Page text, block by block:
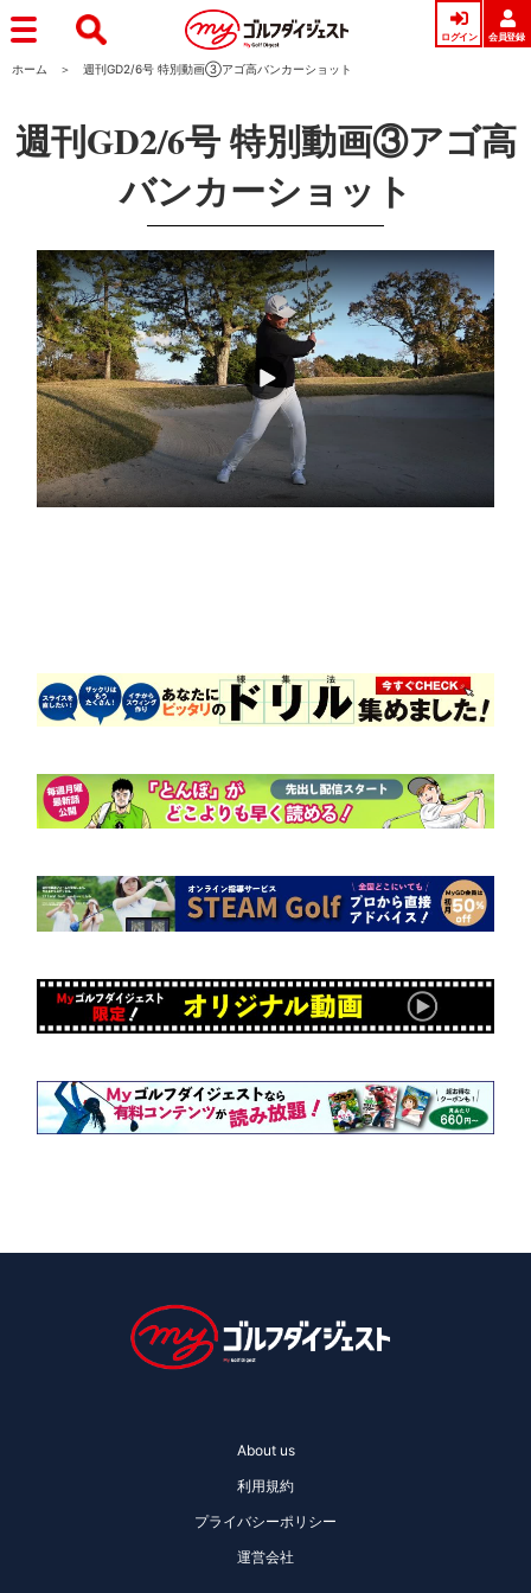
ログイン 会員登録
ホーム 週刊GD2/6号 特別動画③アゴ高バンカーショット
週刊GD2/6号 特別動画③アゴ高
バンカーショット
About us
利用規約
プライバシーポリシー
運営会社